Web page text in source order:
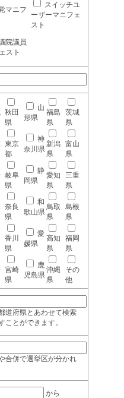
マニフ
スイッチユ
ーザーマニフェ
スト
院議員
スト
秋田
県
山
形県
福島
県
茨城
県
東京
都
神
奈川県
新潟
県
富山
県
岐阜
県
静
岡県
愛知
県
三重
県
奈良
県
和
歌山県
鳥取
県
島根
県
香川
県
愛
媛県
高知
県
福岡
県
宮崎
県
鹿
児島県
沖縄
県
その
他
道府県とあわせて検索
ことができます。
合併で選挙区が分かれ
から